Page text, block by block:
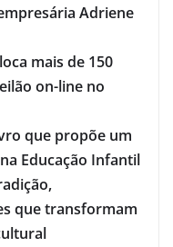
Adriene
mais de 150
on-line no
que propõe um
Educação Infantil
que transformam